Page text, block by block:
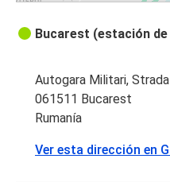
Bucarest (estación
Autogara Militari,
061511 Bucarest
Rumanía
Ver esta dirección en